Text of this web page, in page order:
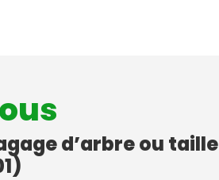
d’arbre ou taille